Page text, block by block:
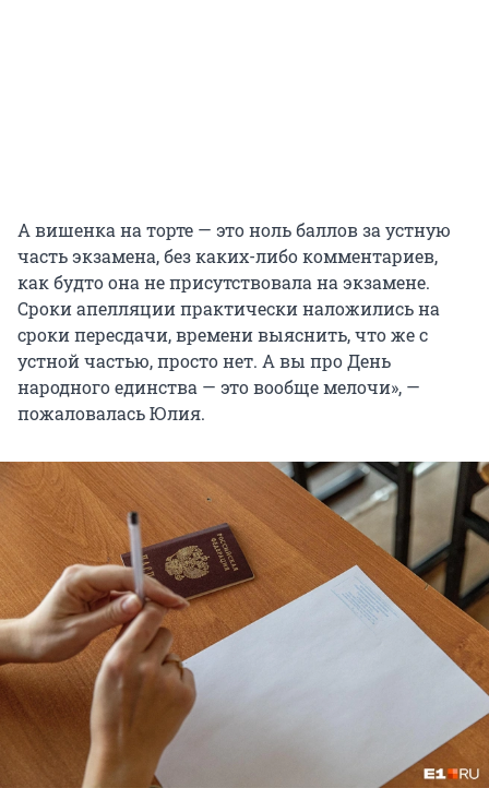
А вишенка на торте — это ноль баллов за устную
часть экзамена, без каких-либо комментариев,
как будто она не присутствовала на экзамене.
Сроки апелляции практически наложились на
сроки пересдачи, времени выяснить, что же с
устной частью, просто нет. А вы про День
народного единства — это вообще мелочи», —
пожаловалась Юлия.